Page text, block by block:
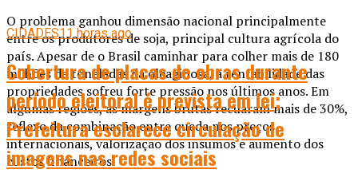
O problema ganhou dimensão nacional principalmente
entre os produtores de soja, principal cultura agrícola do
país. Apesar de o Brasil caminhar para colher mais de 180
milhões de toneladas da oleaginosa, a rentabilidade das
propriedades sofreu forte pressão nos últimos anos. Em
algumas regiões, as margens brutas recuaram mais de 30%,
reflexo da combinação entre queda nos preços
internacionais, valorização dos insumos e aumento dos
custos financeiros.
CIDADES11 horas ago
Cobertura de placas de obras durante
período eleitoral é prevista em lei;
Prefeitura esclarece circulação de
imagens nas redes sociais